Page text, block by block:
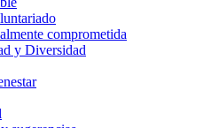
comprometida
y Diversidad